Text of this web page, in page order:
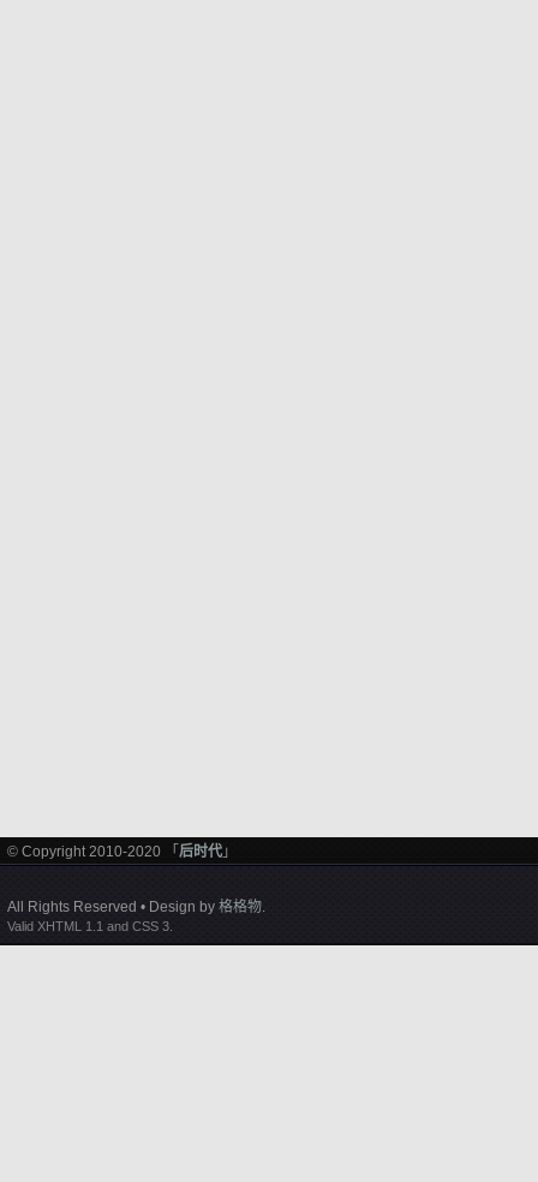
© Copyright 2010-2020 「 后时代 」
All Rights Reserved • Design by 格格物.
Valid XHTML 1.1 and CSS 3.